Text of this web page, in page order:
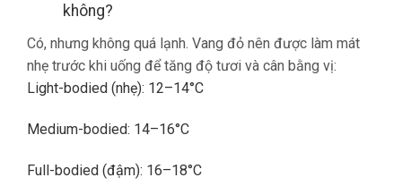
không?
Có, nhưng không quá lạnh. Vang đỏ nên được làm mát
nhẹ trước khi uống để tăng độ tươi và cân bằng vị:
Light-bodied (nhẹ): 12–14°C
Medium-bodied: 14–16°C
Full-bodied (đậm): 16–18°C